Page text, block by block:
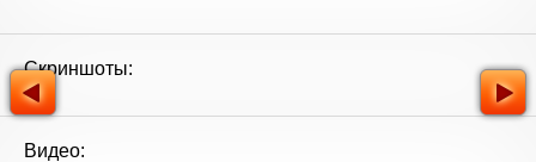
Скриншоты:
Видео: